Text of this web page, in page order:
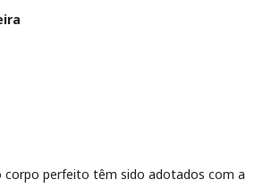
corpo perfeito têm sido adotados com a